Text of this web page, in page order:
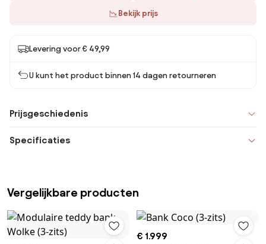
Bekijk prijs
Levering voor € 49,99
U kunt het product binnen 14 dagen retourneren
Prijsgeschiedenis
Specificaties
Vergelijkbare producten
€ 1.999